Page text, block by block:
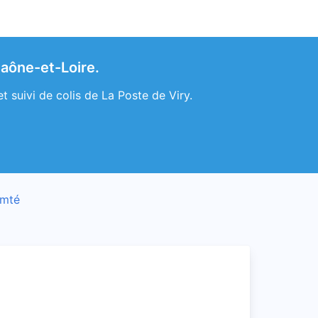
et-Loire.
suivi de colis de La Poste de Viry.